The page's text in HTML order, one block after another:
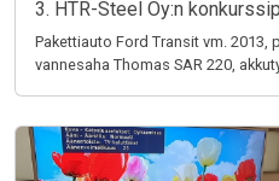
3. HTR-Steel Oy:n
Pakettiauto Ford Transit vm. 2013,
vannesaha Thomas SAR 220,